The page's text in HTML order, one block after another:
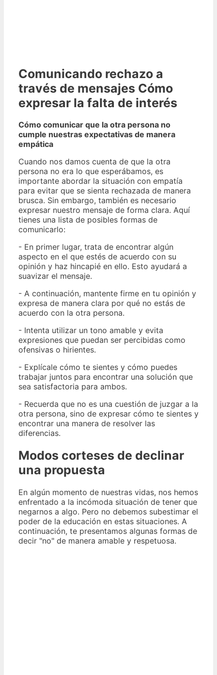
Comunicando rechazo a
través de mensajes Cómo
expresar la falta de interés
Cómo comunicar que la otra persona no
cumple nuestras expectativas de manera
empática
Cuando nos damos cuenta de que la otra
persona no era lo que esperábamos, es
importante abordar la situación con empatía
para evitar que se sienta rechazada de manera
brusca. Sin embargo, también es necesario
expresar nuestro mensaje de forma clara. Aquí
tienes una lista de posibles formas de
comunicarlo:
- En primer lugar, trata de encontrar algún
aspecto en el que estés de acuerdo con su
opinión y haz hincapié en ello. Esto ayudará a
suavizar el mensaje.
- A continuación, mantente firme en tu opinión y
expresa de manera clara por qué no estás de
acuerdo con la otra persona.
- Intenta utilizar un tono amable y evita
expresiones que puedan ser percibidas como
ofensivas o hirientes.
- Explícale cómo te sientes y cómo puedes
trabajar juntos para encontrar una solución que
sea satisfactoria para ambos.
- Recuerda que no es una cuestión de juzgar a la
otra persona, sino de expresar cómo te sientes y
encontrar una manera de resolver las
diferencias.
Modos corteses de declinar
una propuesta
En algún momento de nuestras vidas, nos hemos
enfrentado a la incómoda situación de tener que
negarnos a algo. Pero no debemos subestimar el
poder de la educación en estas situaciones. A
continuación, te presentamos algunas formas de
decir "no" de manera amable y respetuosa.